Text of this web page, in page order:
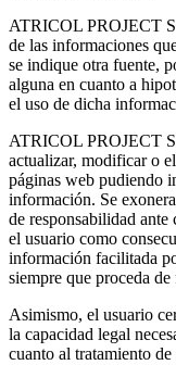
ATRICOL PROJECT
de las informaciones
se indique otra fuente,
alguna en cuanto a
el uso de dicha
ATRICOL PROJECT
actualizar, modificar o
páginas web pudiendo
información. Se
de responsabilidad
el usuario como
información facilitada
siempre que proceda
Asimismo, el usuario
la capacidad legal
cuanto al tratamiento de